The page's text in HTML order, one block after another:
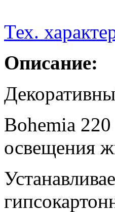
Тех.
Описание:
Bohemia 220
освещения